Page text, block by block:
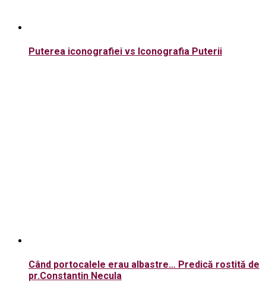
Puterea iconografiei vs Iconografia Puterii
Când portocalele erau albastre… Predică rostită de
pr.Constantin Necula